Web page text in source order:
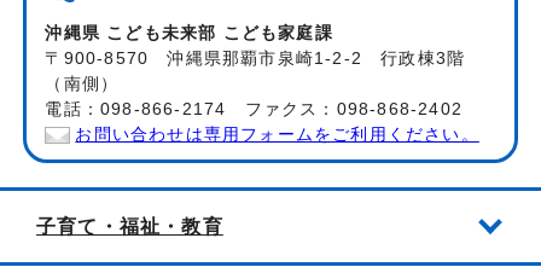
沖縄県 こども未来部 こども家庭課
〒900-8570 沖縄県那覇市泉崎1-2-2 行政棟3階
（南側）
電話：098-866-2174 ファクス：098-868-2402
お問い合わせは専用フォームをご利用ください。
子育て・福祉・教育